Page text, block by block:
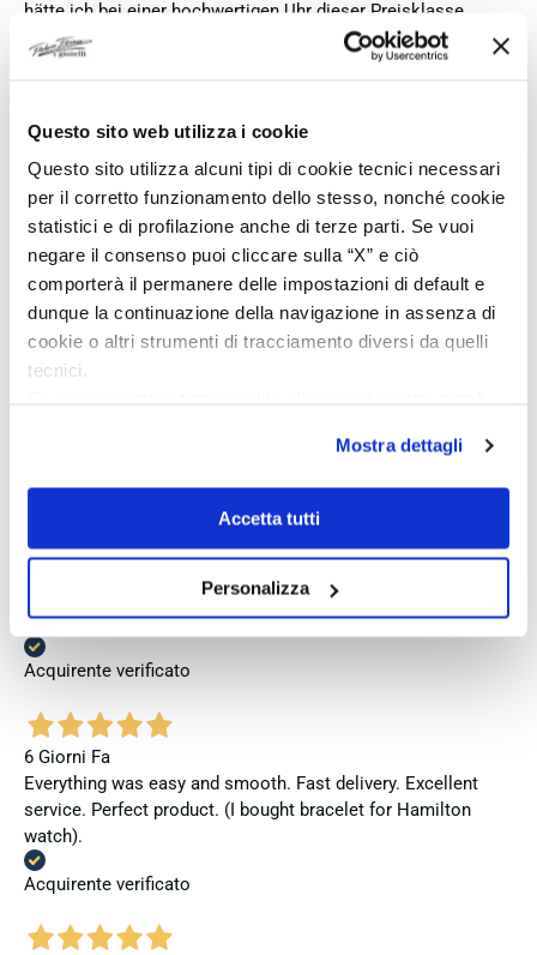
Questo sito web utilizza i cookie
Questo sito utilizza alcuni tipi di cookie tecnici necessari
per il corretto funzionamento dello stesso, nonché cookie
statistici e di profilazione anche di terze parti. Se vuoi
negare il consenso puoi cliccare sulla “X” e ciò
comporterà il permanere delle impostazioni di default e
dunque la continuazione della navigazione in assenza di
cookie o altri strumenti di tracciamento diversi da quelli
tecnici.
Se vuoi saperne di più consulta laprivacy policye la
Mostra dettagli
Accetta tutti
Personalizza
hätte ich bei einer hochwertigen Uhr dieser Preisklasse
erwartet, dass sie mit der vollständigen Originalpräsentation
geliefert wird. Insgesamt empfehle ich den Händler aufgrund
eine vollständige und originale Präsentation gelegt wird.
Acquirente verificato
4 Giorni Fa
Perfetto
Acquirente verificato
Ottima esperienza, ottimo acquisto, spedizione veloce
Acquirente verificato
6 Giorni Fa
Everything was easy and smooth. Fast delivery. Excellent
service. Perfect product. (I bought bracelet for Hamilton
watch).
Acquirente verificato